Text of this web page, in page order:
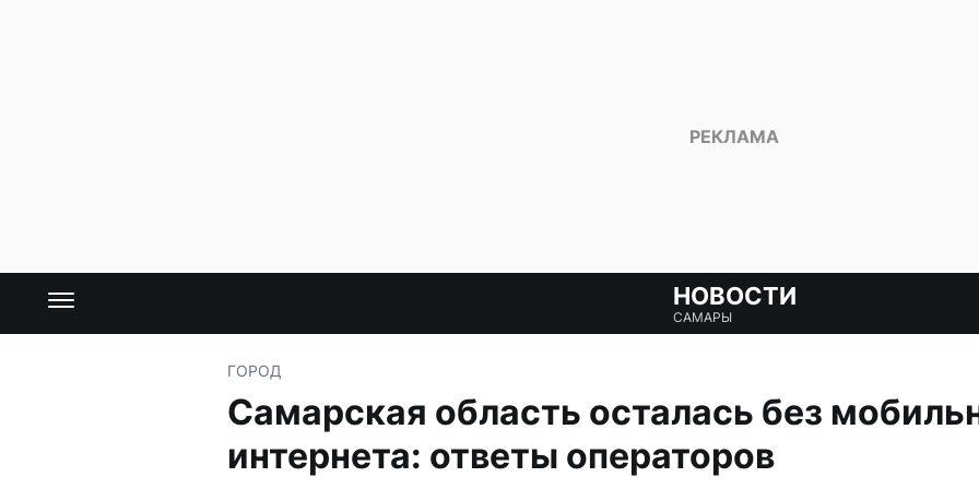
НОВОСТИ
САМАРЫ
ГОРОД
Самарская область осталась без
интернета: ответы операторов